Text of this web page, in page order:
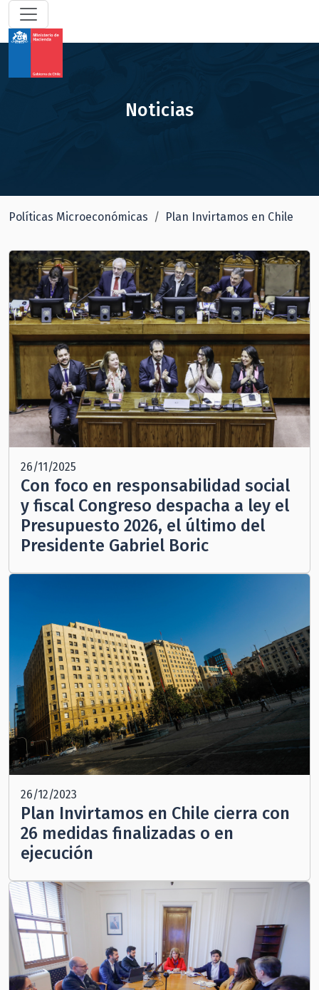
Noticias
Políticas Microeconómicas Plan Invirtamos en Chile
26/11/2025
Con foco en responsabilidad social
y fiscal Congreso despacha a ley el
Presupuesto 2026, el último del
Presidente Gabriel Boric
26/12/2023
Plan Invirtamos en Chile cierra con
26 medidas finalizadas o en
ejecución